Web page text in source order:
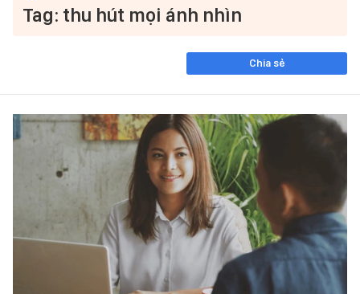
Tag: thu hút mọi ánh nhìn
Chia sẻ